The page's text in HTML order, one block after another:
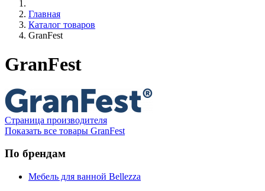
Главная
Каталог товаров
GranFest
GranFest
Страница производителя
Показать все товары GranFest
По брендам
Мебель для ванной Bellezza